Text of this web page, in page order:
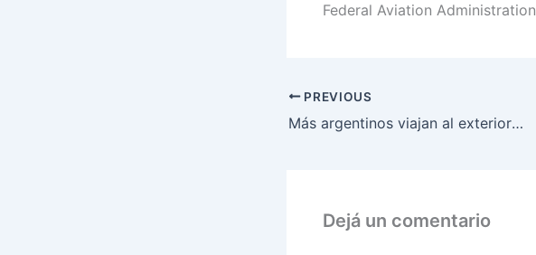
Federal Aviation Administration
PREVIOUS
Más argentinos viajan al exterior sin pasar por Buenos Aires
Dejá un comentario